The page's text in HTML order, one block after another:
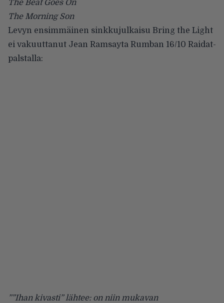
The Beat Goes On
The Morning Son
Levyn ensimmäinen sinkkujulkaisu Bring the Light
ei vakuuttanut Jean Ramsayta Rumban 16/10 Raidat-
palstalla:
””Ihan kivasti” lähtee: on niin mukavan